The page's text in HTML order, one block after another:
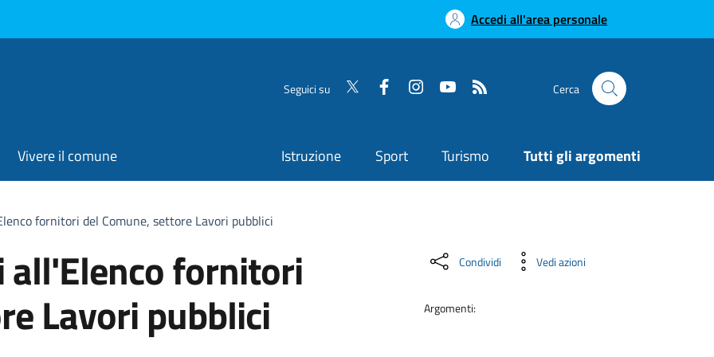
Accedi all'area personale
Seguici su Cerca
Vivere il comune Istruzione Sport Turismo Tutti gli argomenti
fornitori del Comune, settore Lavori pubblici
all'Elenco fornitori
Lavori pubblici
Condividi Vedi azioni
Argomenti: